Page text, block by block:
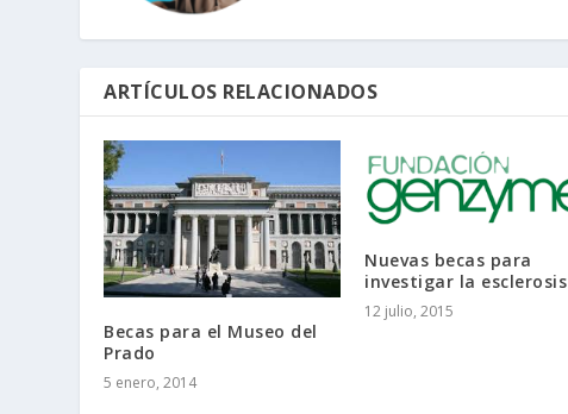
ARTÍCULOS RELACIONADOS
Becas para el Museo del
Prado
5 enero, 2014
Nuevas becas para
investigar la esclerosis
12 julio, 2015